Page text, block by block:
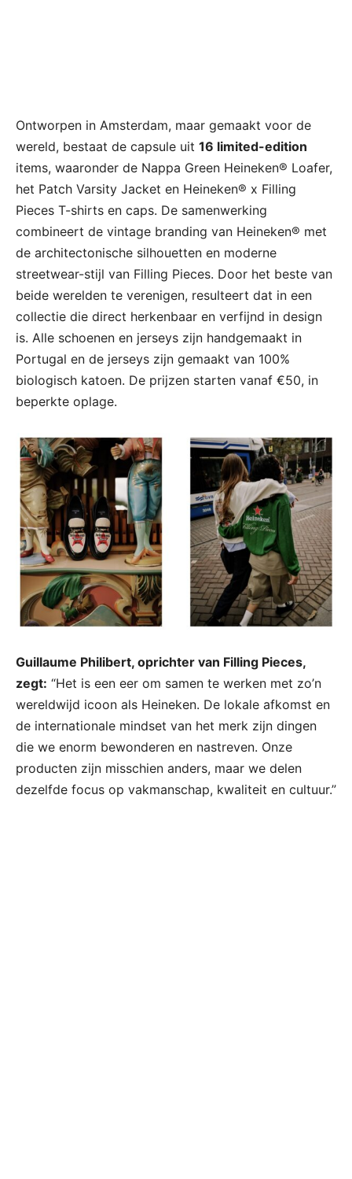
Ontworpen in Amsterdam, maar gemaakt voor de
wereld, bestaat de capsule uit 16 limited-edition
items, waaronder de Nappa Green Heineken® Loafer,
het Patch Varsity Jacket en Heineken® x Filling
Pieces T-shirts en caps. De samenwerking
combineert de vintage branding van Heineken® met
de architectonische silhouetten en moderne
streetwear-stijl van Filling Pieces. Door het beste van
beide werelden te verenigen, resulteert dat in een
collectie die direct herkenbaar en verfijnd in design
is. Alle schoenen en jerseys zijn handgemaakt in
Portugal en de jerseys zijn gemaakt van 100%
biologisch katoen. De prijzen starten vanaf €50, in
beperkte oplage.
Guillaume Philibert, oprichter van Filling Pieces,
zegt: “Het is een eer om samen te werken met zo’n
wereldwijd icoon als Heineken. De lokale afkomst en
de internationale mindset van het merk zijn dingen
die we enorm bewonderen en nastreven. Onze
producten zijn misschien anders, maar we delen
dezelfde focus op vakmanschap, kwaliteit en cultuur.”